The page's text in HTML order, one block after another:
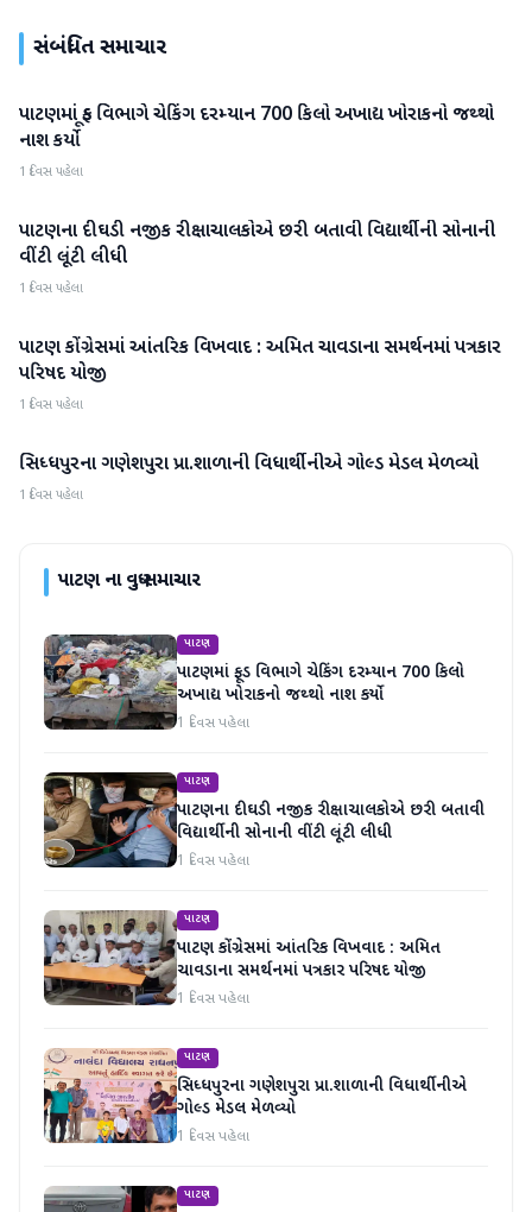
સંબંધિત સમાચાર
પાટણ
પાટણમાં ફૂડ વિભાગે ચેકિંગ દરમ્યાન 700 કિલો અખાદ્ય ખોરાકનો જથ્થો
નાશ કર્યો
1 દિવસ પહેલા
પાટણ
પાટણના દીઘડી નજીક રીક્ષાચાલકોએ છરી બતાવી વિદ્યાર્થીની સોનાની
વીંટી લૂંટી લીધી
1 દિવસ પહેલા
પાટણ
પાટણ કોંગ્રેસમાં આંતરિક વિખવાદ : અમિત ચાવડાના સમર્થનમાં પત્રકાર
પરિષદ યોજી
1 દિવસ પહેલા
પાટણ
સિધ્ધપુરના ગણેશપુરા પ્રા.શાળાની વિધાર્થીનીએ ગોલ્ડ મેડલ મેળવ્યો
1 દિવસ પહેલા
પાટણના વધુ સમાચાર
પાટણ
પાટણમાં ફૂડ વિભાગે ચેકિંગ દરમ્યાન 700 કિલો
અખાદ્ય ખોરાકનો જથ્થો નાશ કર્યો
1 દિવસ પહેલા
પાટણ
પાટણના દીઘડી નજીક રીક્ષાચાલકોએ છરી બતાવી
વિદ્યાર્થીની સોનાની વીંટી લૂંટી લીધી
1 દિવસ પહેલા
પાટણ
પાટણ કોંગ્રેસમાં આંતરિક વિખવાદ : અમિત
ચાવડાના સમર્થનમાં પત્રકાર પરિષદ યોજી
1 દિવસ પહેલા
પાટણ
સિધ્ધપુરના ગણેશપુરા પ્રા.શાળાની વિધાર્થીનીએ
ગોલ્ડ મેડલ મેળવ્યો
1 દિવસ પહેલા
પાટણ